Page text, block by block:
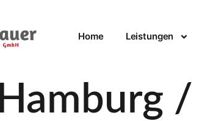
Home Leistungen
Hamburg /